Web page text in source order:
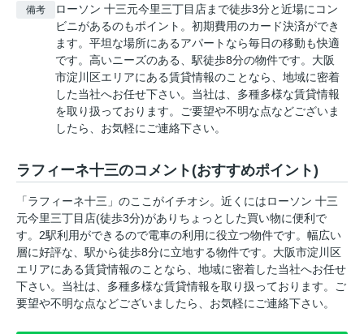
備考
ローソン 十三元今里三丁目店まで徒歩3分と近場にコン
ビニがあるのもポイント。初期費用のカード決済ができ
ます。平坦な場所にあるアパートなら毎日の移動も快適
です。高いニーズのある、駅徒歩8分の物件です。大阪
市淀川区エリアにある賃貸情報のことなら、地域に密着
した当社へお任せ下さい。当社は、多種多様な賃貸情報
を取り扱っております。ご要望や不明な点などございま
したら、お気軽にご連絡下さい。
ラフィーネ十三のコメント(おすすめポイント)
「ラフィーネ十三」のここがイチオシ。近くにはローソン 十三
元今里三丁目店(徒歩3分)がありちょっとした買い物に便利で
す。2駅利用ができるので電車の利用に役立つ物件です。幅広い
層に好評な、駅から徒歩8分に立地する物件です。大阪市淀川区
エリアにある賃貸情報のことなら、地域に密着した当社へお任せ
下さい。当社は、多種多様な賃貸情報を取り扱っております。ご
要望や不明な点などございましたら、お気軽にご連絡下さい。